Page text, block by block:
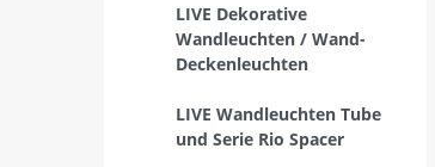
LIVE Dekorative
Wandleuchten / Wand-
Deckenleuchten
LIVE Wandleuchten Tube
und Serie Rio Spacer